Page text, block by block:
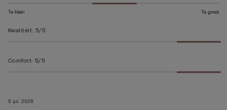
5 jul. 2026
Te klein Te groot
Kwaliteit: 5/5
Comfort: 5/5